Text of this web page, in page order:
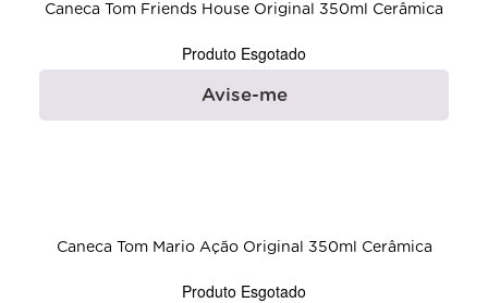
Caneca Tom Friends House Original 350ml Cerâmica
Produto Esgotado
Avise-me
Caneca Tom Mario Ação Original 350ml Cerâmica
Produto Esgotado